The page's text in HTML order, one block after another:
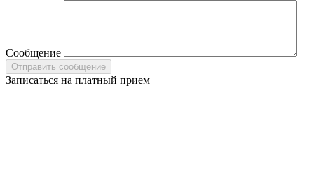
Сообщение
Записаться на платный прием